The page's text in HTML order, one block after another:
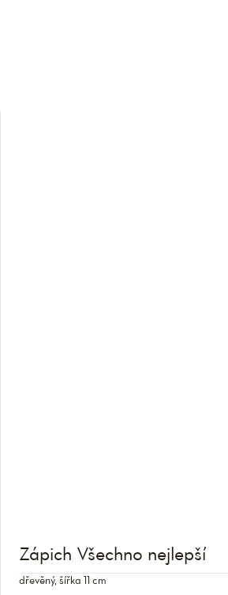
Zápich Všechno nejlepší
dřevěný, šířka 11 cm